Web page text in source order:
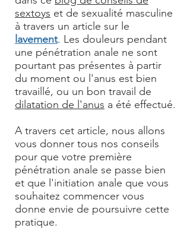
sextoys et de sexualité masculine
à travers un article sur le
lavement. Les douleurs pendant
une pénétration anale ne sont
pourtant pas présentes à partir
du moment ou l'anus est bien
travaillé, ou un bon travail de
dilatation de l'anus a été effectué.
A travers cet article, nous allons
vous donner tous nos conseils
pour que votre première
pénétration anale se passe bien
et que l'initiation anale que vous
souhaitez commencer vous
donne envie de poursuivre cette
pratique.